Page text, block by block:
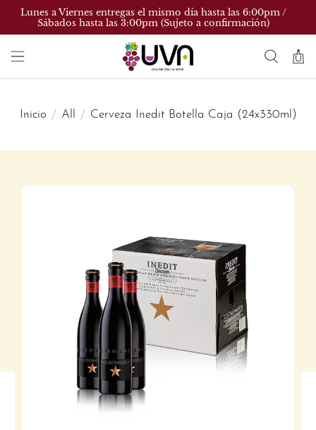
Lunes a Viernes entregas el mismo día hasta las 6:00pm /
Sábados hasta las 3:00pm (Sujeto a confirmación)
Inicio All Cerveza Inedit Botella Caja (24x330ml)